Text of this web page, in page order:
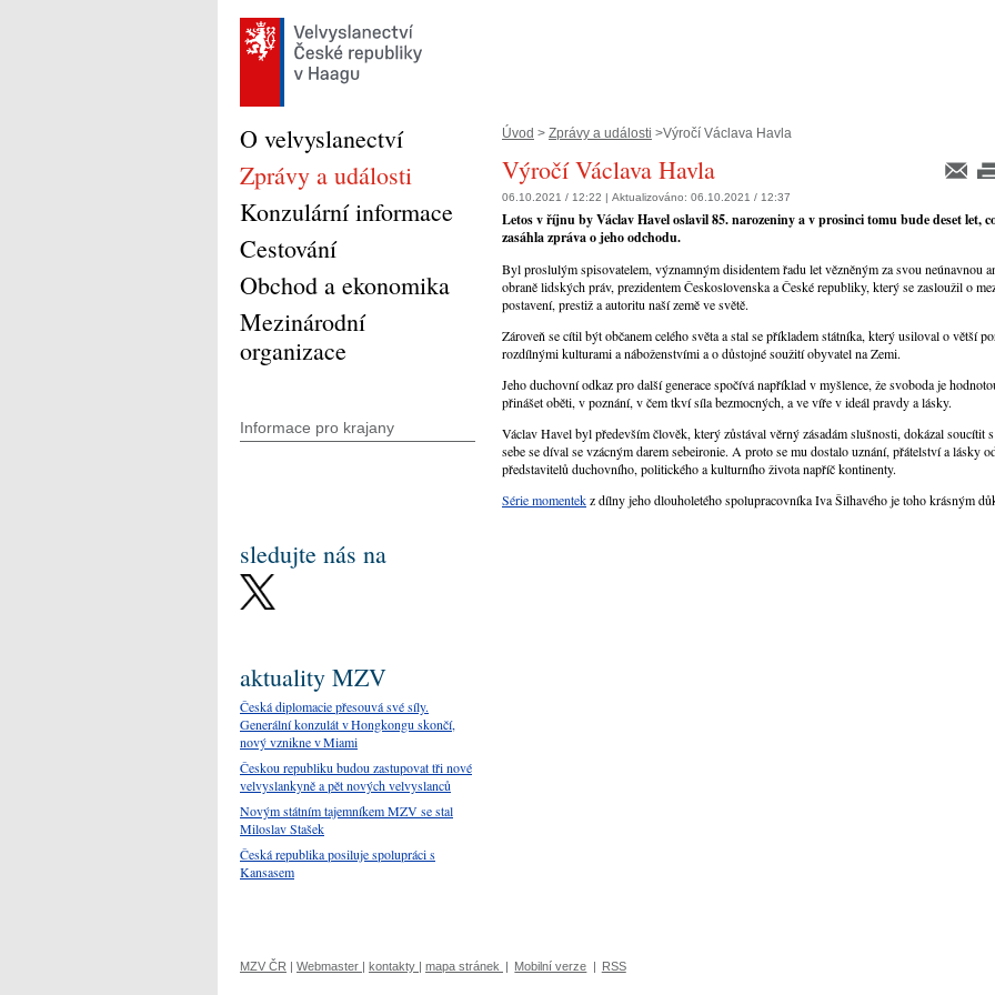
Úvod > Zprávy a události > ​Výročí Václava Havla
​Výročí Václava Havla
06.10.2021 / 12:22 | Aktualizováno: 06.10.2021 / 12:37
Letos v říjnu by Václav Havel oslavil 85. narozeniny a v prosinci tomu bude deset let,
zasáhla zpráva o jeho odchodu.
Byl proslulým spisovatelem, významným disidentem řadu let vězněným za svou neúnavnou
obraně lidských práv, prezidentem Československa a České republiky, který se zasloužil o
postavení, prestiž a autoritu naší země ve světě.
Zároveň se cítil být občanem celého světa a stal se příkladem státníka, který usiloval o větší
rozdílnými kulturami a náboženstvími a o důstojné soužití obyvatel na Zemi.
Jeho duchovní odkaz pro další generace spočívá například v myšlence, že svoboda je
přinášet oběti, v poznání, v čem tkví síla bezmocných, a ve víře v ideál pravdy a lásky.
Václav Havel byl především člověk, který zůstával věrný zásadám slušnosti, dokázal soucítit
sebe se díval se vzácným darem sebeironie. A proto se mu dostalo uznání, přátelství a lásky
představitelů duchovního, politického a kulturního života napříč kontinenty.
Série momentekz dílny jeho dlouholetého spolupracovníka Iva Šilhavého je toho krásným
O velvyslanectví
Zprávy a události
Konzulární informace
Cestování
Obchod a ekonomika
Mezinárodní
organizace
Informace pro krajany
sledujte nás na
aktuality MZV
Česká diplomacie přesouvá své síly.
Generální konzulát v Hongkongu skončí,
nový vznikne v Miami
Českou republiku budou zastupovat tři nové
velvyslankyně a pět nových velvyslanců
Novým státním tajemníkem MZV se stal
Miloslav Stašek
Česká republika posiluje spolupráci s
Kansasem
MZV ČR | Webmaster | kontakty | mapa stránek | Mobilní verze | RSS